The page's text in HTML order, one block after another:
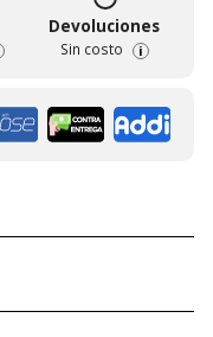
Devoluciones
Sin costo i